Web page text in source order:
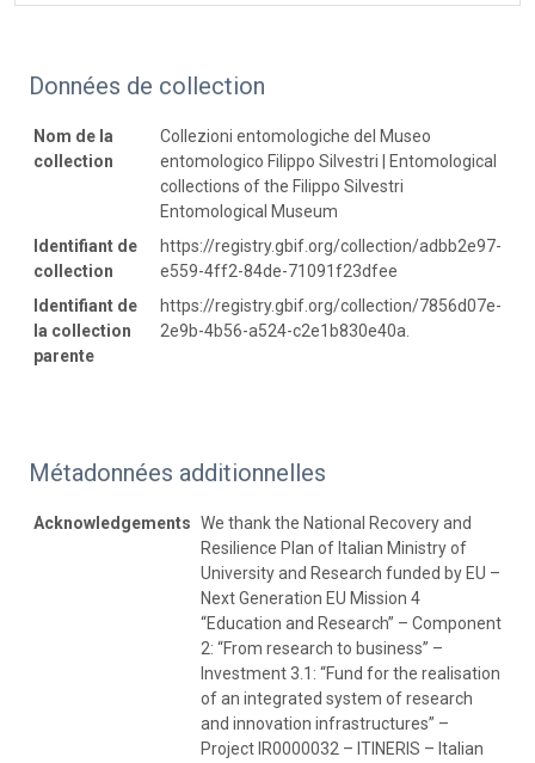
Données de collection
Nom de la
collection
Collezioni entomologiche del Museo
entomologico Filippo Silvestri | Entomological
collections of the Filippo Silvestri
Entomological Museum
Identifiant de
collection
https://registry.gbif.org/collection/adbb2e97-
e559-4ff2-84de-71091f23dfee
Identifiant de
la collection
parente
https://registry.gbif.org/collection/7856d07e-
2e9b-4b56-a524-c2e1b830e40a.
Métadonnées additionnelles
Acknowledgements We thank the National Recovery and
Resilience Plan of Italian Ministry of
University and Research funded by EU –
Next Generation EU Mission 4
“Education and Research” – Component
2: “From research to business” –
Investment 3.1: “Fund for the realisation
of an integrated system of research
and innovation infrastructures” –
Project IR0000032 – ITINERIS – Italian